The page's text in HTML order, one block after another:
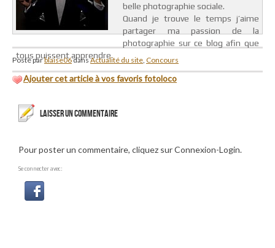
belle photographie sociale.
Quand je trouve le temps j’aime
partager ma passion de la
photographie sur ce blog afin que
tous puissent apprendre.
Posté parblaise06dansActualité du site Concours
Ajouter cet article à vos favoris fotoloco
LAISSER UN COMMENTAIRE
Pour poster un commentaire, cliquez sur Connexion-Login.
Se connecter avec: